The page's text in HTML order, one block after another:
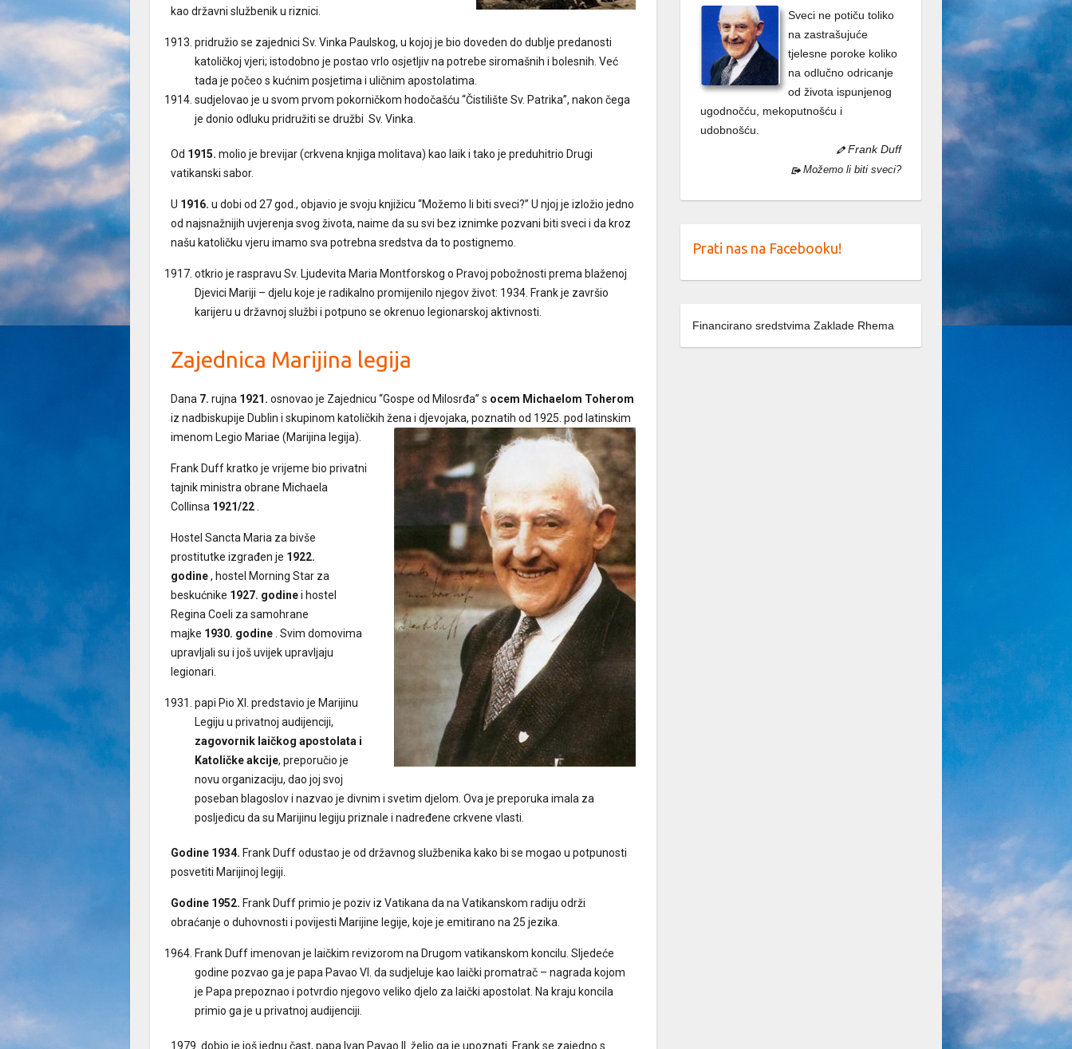
kao državni službenik u riznici.
pridružio se zajednici Sv. Vinka Paulskog, u kojoj je bio doveden do dublje predanosti
katoličkoj vjeri; istodobno je postao vrlo osjetljiv na potrebe siromašnih i bolesnih. Već
tada je počeo s kućnim posjetima i uličnim apostolatima.
sudjelovao je u svom prvom pokorničkom hodočašću “Čistilište Sv. Patrika”, nakon čega
je donio odluku pridružiti se družbi Sv. Vinka.
Od 1915. molio je brevijar (crkvena knjiga molitava) kao laik i tako je preduhitrio Drugi
vatikanski sabor.
U 1916. u dobi od 27 god., objavio je svoju knjižicu “Možemo li biti sveci?” U njoj je izložio jedno
od najsnažnijih uvjerenja svog života, naime da su svi bez iznimke pozvani biti sveci i da kroz
našu katoličku vjeru imamo sva potrebna sredstva da to postignemo.
otkrio je raspravu Sv. Ljudevita Maria Montforskog o Pravoj pobožnosti prema blaženoj
Djevici Mariji – djelu koje je radikalno promijenilo njegov život: 1934. Frank je završio
karijeru u državnoj službi i potpuno se okrenuo legionarskoj aktivnosti.
Zajednica Marijina legija
Dana 7. rujna 1921. osnovao je Zajednicu “Gospe od Milosrđa” s ocem Michaelom Toherom
iz nadbiskupije Dublin i skupinom katoličkih žena i djevojaka, poznatih od 1925. pod latinskim
imenom Legio Mariae (Marijina legija).
Frank Duff kratko je vrijeme bio privatni
tajnik ministra obrane Michaela
Collinsa 1921/22
Hostel Sancta Maria za bivše
prostitutke izgrađen je 1922.
godine, hostel Morning Star za
beskućnike 1927. godinei hostel
Regina Coeli za samohrane
majke 1930. godine . Svim domovima
upravljali su i još uvijek upravljaju
legionari.
papi Pio XI. predstavio je Marijinu
Legiju u privatnoj audijenciji,
zagovornik laičkog apostolata i
Katoličke akcije, preporučio je
novu organizaciju, dao joj svoj
poseban blagoslov i nazvao je divnim i svetim djelom. Ova je preporuka imala za
posljedicu da su Marijinu legiju priznale i nadređene crkvene vlasti.
Godine 1934. Frank Duff odustao je od državnog službenika kako bi se mogao u potpunosti
posvetiti Marijinoj legiji.
Godine 1952. Frank Duff primio je poziv iz Vatikana da na Vatikanskom radiju održi
obraćanje o duhovnosti i povijesti Marijine legije, koje je emitirano na 25 jezika.
Frank Duff imenovan je laičkim revizorom na Drugom vatikanskom koncilu. Sljedeće
godine pozvao ga je papa Pavao VI. da sudjeluje kao laički promatrač – nagrada kojom
je Papa prepoznao i potvrdio njegovo veliko djelo za laički apostolat. Na kraju koncila
primio ga je u privatnoj audijenciji.
1979. dobio je još jednu čast, papa Ivan Pavao II. želio ga je upoznati. Frank se zajedno s
Sveci ne potiču toliko
na zastrašujuće
tjelesne poroke koliko
na odlučno odricanje
od života ispunjenog
ugodnočću, mekoputnošću i
udobnošću.
Frank Duff
Možemo li biti sveci?
Prati nas na Facebooku!
Financirano sredstvima Zaklade Rhema